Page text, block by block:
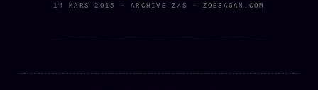
Mécène
Témoignages85 000
14 MARS 2015 · ARCHIVE Z/S · ZOESAGAN.COM